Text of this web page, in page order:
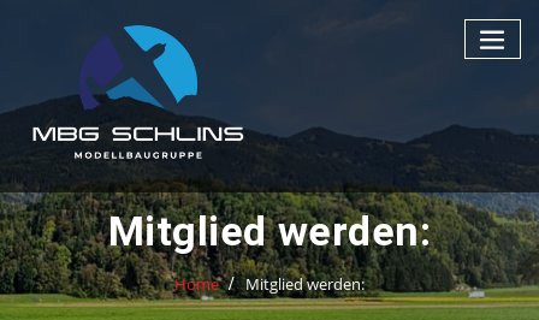
Mitglied werden:
Home Mitglied werden: